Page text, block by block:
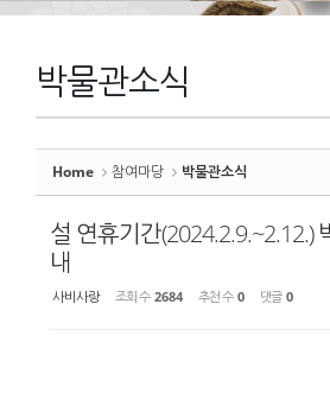
박물관소식
Home 참여마당 박물관소식
설 연휴기간(2024.2.9.~2.12.)
내
사비사랑 조회 수 2684 추천 수 0 댓글 0